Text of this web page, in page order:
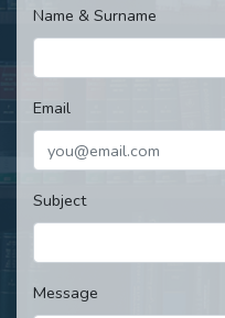
Name & Surname
Email
Subject
Message